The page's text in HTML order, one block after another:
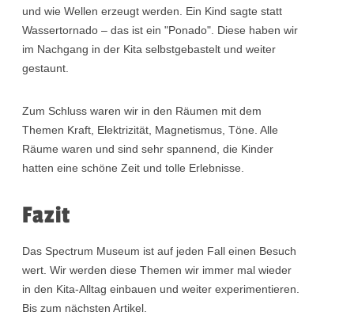
und wie Wellen erzeugt werden. Ein Kind sagte statt
Wassertornado – das ist ein "Ponado". Diese haben wir
im Nachgang in der Kita selbstgebastelt und weiter
gestaunt.
Zum Schluss waren wir in den Räumen mit dem
Themen Kraft, Elektrizität, Magnetismus, Töne. Alle
Räume waren und sind sehr spannend, die Kinder
hatten eine schöne Zeit und tolle Erlebnisse.
Fazit
Das Spectrum Museum ist auf jeden Fall einen Besuch
wert. Wir werden diese Themen wir immer mal wieder
in den Kita-Alltag einbauen und weiter experimentieren.
Bis zum nächsten Artikel.